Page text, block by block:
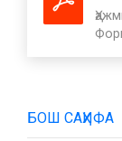
БОШ САҲИФА